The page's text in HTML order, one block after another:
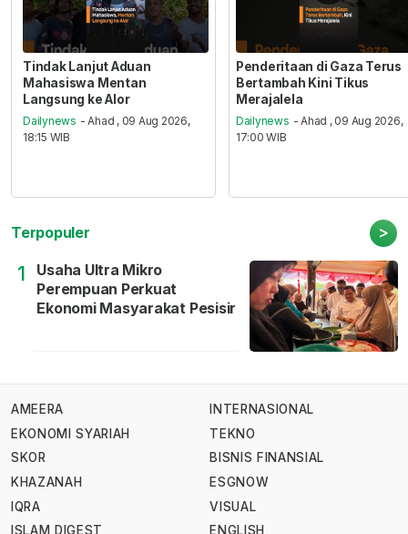
Tindak Lanjut Aduan
Mahasiswa Mentan
Langsung ke Alor
Dailynews - Ahad , 09 Aug 2026,
18:15 WIB
Penderitaan di Gaza Terus
Bertambah Kini Tikus
Merajalela
Dailynews - Ahad , 09 Aug 2026,
17:00 WIB
Terpopuler >
1
Usaha Ultra Mikro
Perempuan Perkuat
Ekonomi Masyarakat Pesisir
AMEERA
EKONOMI SYARIAH
SKOR
KHAZANAH
IQRA
ISLAM DIGEST
INTERNASIONAL
TEKNO
BISNIS FINANSIAL
ESGNOW
VISUAL
ENGLISH